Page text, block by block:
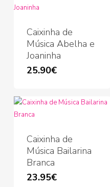
Caixinha de
Música Abelha e
Joaninha
25.90€
Caixinha de
Música Bailarina
Branca
23.95€